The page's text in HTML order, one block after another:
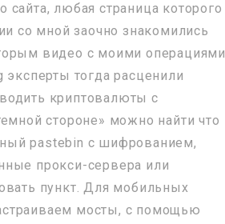
сайта, любая страница которого
со мной заочно знакомились
видео с моими операциями
тогда расценили
криптовалюты с
стороне» можно найти что
pastebin с шифрованием,
прокси-сервера или
пункт. Для мобильных
мосты, с помощью